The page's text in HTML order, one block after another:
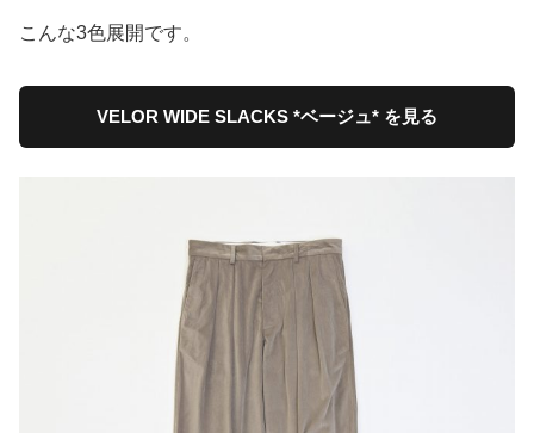
こんな3色展開です。
VELOR WIDE SLACKS *ベージュ* を見る